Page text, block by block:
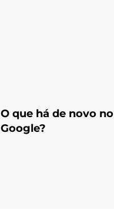
O que há de novo no
Google?